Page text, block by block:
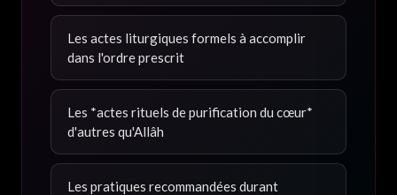
Les actes liturgiques formels à accomplir
dans l'ordre prescrit
Les *actes rituels de purification du cœur*
d'autres qu'Allâh
Les pratiques recommandées durant